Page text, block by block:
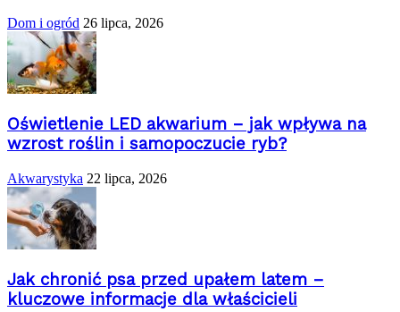
Dom i ogród 26 lipca, 2026
Oświetlenie LED akwarium – jak wpływa na
wzrost roślin i samopoczucie ryb?
Akwarystyka 22 lipca, 2026
Jak chronić psa przed upałem latem –
kluczowe informacje dla właścicieli